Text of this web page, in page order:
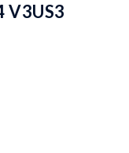
V3US3